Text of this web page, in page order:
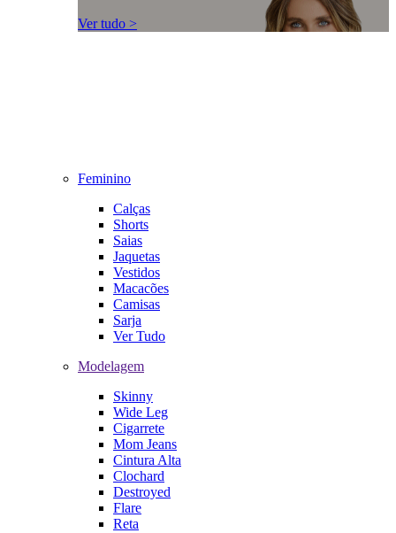
Ver tudo >
Feminino
Calças
Shorts
Saias
Jaquetas
Vestidos
Macacões
Camisas
Sarja
Ver Tudo
Modelagem
Skinny
Wide Leg
Cigarrete
Mom Jeans
Cintura Alta
Clochard
Destroyed
Flare
Reta